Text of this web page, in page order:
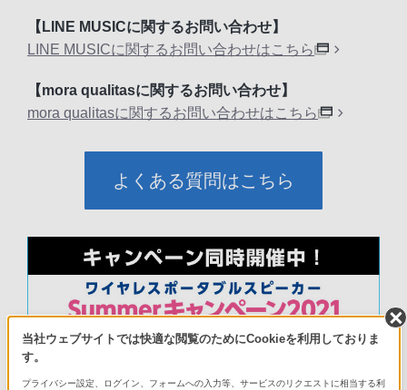
【LINE MUSICに関するお問い合わせ】
LINE MUSICに関するお問い合わせはこちら
【mora qualitasに関するお問い合わせ】
mora qualitasに関するお問い合わせはこちら
よくある質問はこちら
当社ウェブサイトでは快適な閲覧のためにCookieを利用しておりま
す。
プライバシー設定、ログイン、フォームへの入力等、サービスのリクエストに相当する利